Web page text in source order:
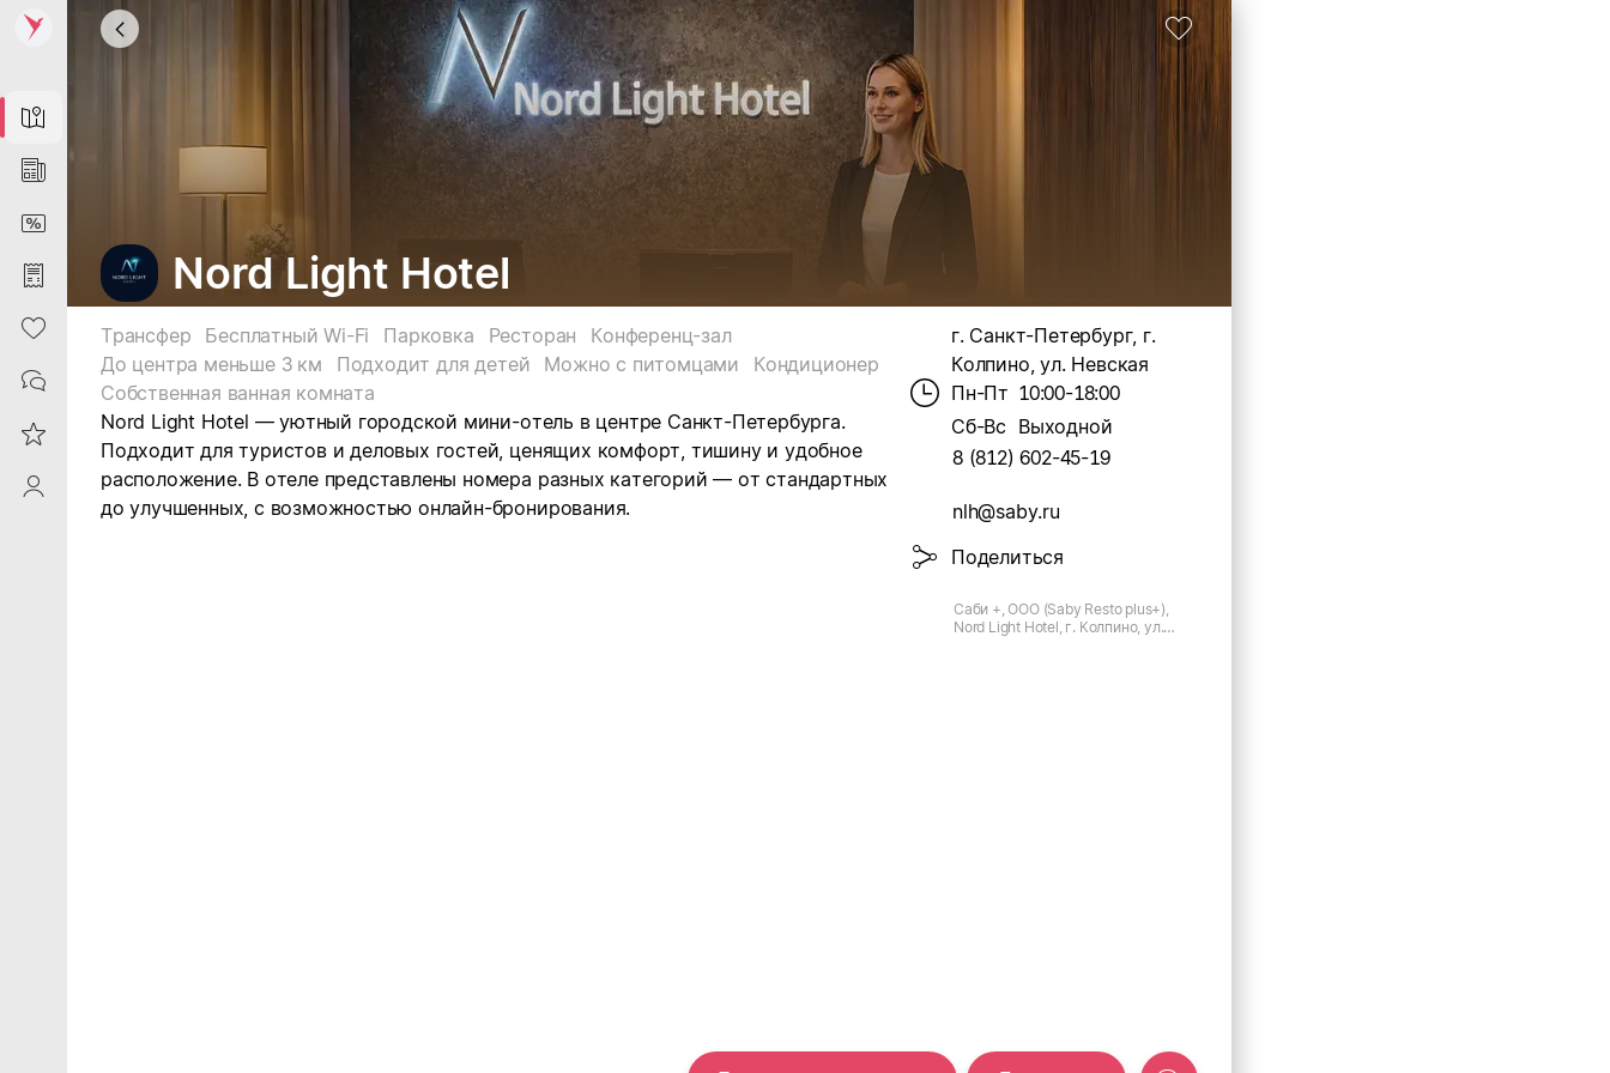
Map
News
DiscountCard
Purchases
Heart
Contacts
Reviews
ProfileSaby
Nord Light Hotel
Трансфер Бесплатный Wi-Fi Парковка Ресторан
Конференц-зал
До центра меньше 3 км
Подходит для детей Можно с питомцами
Кондиционер
Собственная ванная комната
Nord Light Hotel — уютный городской мини-отель в центре Санкт-Петербурга.
Подходит для туристов и деловых гостей, ценящих комфорт, тишину и удобное
расположение. В отеле представлены номера разных категорий — от стандартных
до улучшенных, с возможностью онлайн-бронирования.
г. Санкт-Петербург, г.
Колпино, ул. Невская
Пн-Пт 10:00-18:00
Сб-Вс Выходной
8 (812) 602-45-19
nlh@saby.ru
Поделиться
Саби +, ООО (Saby Resto plus+),
Nord Light Hotel, г. Колпино, ул.